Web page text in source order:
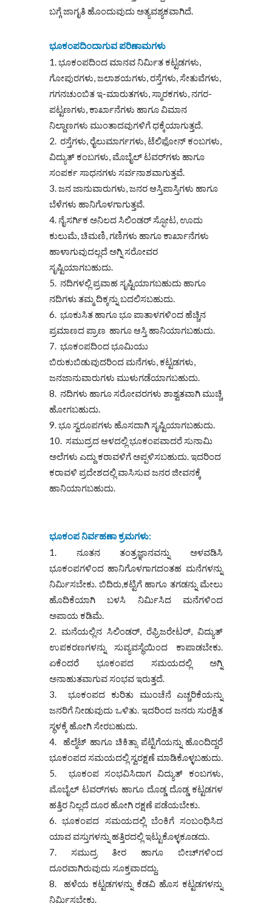
ಬಗ್ಗೆ ಜಾಗೃತಿ ಹೊಂದುವುದು ಅತ್ಯವಶ್ಯಕವಾಗಿದೆ.
ಭೂಕಂಪದಿಂದಾಗುವ ಪರಿಣಾಮಗಳು
ಭೂಕಂಪದಿಂದ ಮಾನವ ನಿರ್ಮಿತ ಕಟ್ಟಡಗಳು,
ಗೋಪುರಗಳು, ಜಲಾಶಯಗಳು, ರಸ್ತೆಗಳು, ಸೇತುವೆಗಳು,
ಗಗನಚುಂಬಿತ ಇ-ಮಾರುತಗಳು, ಸ್ಮಾರಕಗಳು, ನಗರ-
ಪಟ್ಟಣಗಳು, ಕಾರ್ಖಾನೆಗಳು ಹಾಗೂ ವಿಮಾನ
ನಿಲ್ದಾಣಗಳು ಮುಂತಾದವುಗಳಿಗೆ ಧಕ್ಕೆಯಾಗುತ್ತದೆ.
ರಸ್ತೆಗಳು, ರೈಲುಮಾರ್ಗಗಳು, ಟೆಲಿಫೋನ್ ಕಂಬಗಳು,
ವಿದ್ಯುತ್ ಕಂಬಗಳು, ಮೊಬೈಲ್ ಟವರ್‌ಗಳು ಹಾಗೂ
ಸಂಪರ್ಕ ಸಾಧನಗಳು ಸರ್ವನಾಶವಾಗುತ್ತವೆ.
ಜನ ಜಾನುವಾರುಗಳು, ಜನರ ಆಸ್ತಿಪಾಸ್ತಿಗಳು ಹಾಗೂ
ಬೆಳೆಗಳು ಹಾನಿಗೊಳಗಾಗುತ್ತವೆ.
ನೈಸರ್ಗಿಕ ಅನಿಲದ ಸಿಲಿಂಡರ್ ಸ್ಫೋಟ, ಊದು
ಕುಲುಮೆ, ಚಿಮಣಿ, ಗಣಿಗಳು ಹಾಗೂ ಕಾರ್ಖಾನೆಗಳು
ಹಾಳಾಗುವುದಲ್ಲದೆ ಅಗ್ನಿ ಸರೋವರ
ಸೃಷ್ಟಿಯಾಗಬಹುದು.
ನದಿಗಳಲ್ಲಿ ಪ್ರವಾಹ ಸೃಷ್ಟಿಯಾಗಬಹುದು ಹಾಗೂ
ನದಿಗಳು ತಮ್ಮ ದಿಕ್ಕನ್ನು ಬದಲಿಸಬಹುದು.
ಭೂಕುಸಿತ ಹಾಗೂ ಭೂ ಪಾತಾಳಗಳಿಂದ ಹೆಚ್ಚಿನ
ಪ್ರಮಾಣದ ಪ್ರಾಣ ಹಾಗೂ ಆಸ್ತಿ ಹಾನಿಯಾಗಬಹುದು.
ಭೂಕಂಪದಿಂದ ಭೂಮಿಯು
ಬಿರುಕುಬಿಡುವುದರಿಂದ ಮನೆಗಳು, ಕಟ್ಟಡಗಳು,
ಜನಜಾನುವಾರುಗಳು ಮುಳುಗಡೆಯಾಗಬಹುದು.
ನದಿಗಳು ಹಾಗೂ ಸರೋವರಗಳು ಶಾಶ್ವತವಾಗಿ ಮುಚ್ಚಿ
ಹೋಗಬಹುದು.
ಭೂ ಸ್ವರೂಪಗಳು ಹೊಸದಾಗಿ ಸೃಷ್ಟಿಯಾಗಬಹುದು.
ಸಮುದ್ರದ ಆಳದಲ್ಲಿ ಭೂಕಂಪವಾದರೆ ಸುನಾಮಿ
ಅಲೆಗಳು ಎದ್ದು ಕರಾವಳಿಗೆ ಅಪ್ಪಳಿಸಬಹುದು. ಇದರಿಂದ
ಕರಾವಳಿ ಪ್ರದೇಶದಲ್ಲಿ ವಾಸಿಸುವ ಜನರ ಜೀವನಕ್ಕೆ
ಹಾನಿಯಾಗಬಹುದು.
ಭೂಕಂಪ ನಿರ್ವಹಣಾ ಕ್ರಮಗಳು:
ನೂತನ ತಂತ್ರಜ್ಞಾನವನ್ನು ಅಳವಡಿಸಿ
ಭೂಕಂಪಗಳಿಂದ ಹಾನಿಗೊಳಗಾಗದಂತಹ ಮನೆಗಳನ್ನು
ನಿರ್ಮಿಸಬೇಕು. ಬಿದಿರು,ಕಟ್ಟಿಗೆ ಹಾಗೂ ತಗಡನ್ನು ಮೇಲು
ಹೊದಿಕೆಯಾಗಿ ಬಳಸಿ ನಿರ್ಮಿಸಿದ ಮನೆಗಳಿಂದ
ಅಪಾಯ ಕಡಿಮೆ.
ಮನೆಯಲ್ಲಿನ ಸಿಲಿಂಡರ್, ರೆಫ್ರಿಜರೇಟರ್, ವಿದ್ಯುತ್
ಉಪಕರಣಗಳನ್ನು ಸುವ್ಯವಸ್ಥೆಯಿಂದ ಕಾಪಾಡಬೇಕು.
ಏಕೆಂದರೆ ಭೂಕಂಪದ ಸಮಯದಲ್ಲಿ ಅಗ್ನಿ
ಅನಾಹುತವಾಗುವ ಸಂಭವ ಇರುತ್ತದೆ.
ಭೂಕಂಪದ ಕುರಿತು ಮುಂಚೆನೆ ಎಚ್ಚರಿಕೆಯನ್ನು
ಜನರಿಗೆ ನೀಡುವುದು ಒಳಿತು. ಇದರಿಂದ ಜನರು ಸುರಕ್ಷಿತ
ಸ್ಥಳಕ್ಕೆ ಹೋಗಿ ಸೇರಬಹುದು.
ಹೆಲ್ಮೆಟ್ ಹಾಗೂ ಚಿಕಿತ್ಸಾ ಪೆಟ್ಟಿಗೆಯನ್ನು ಹೊಂದಿದ್ದರೆ
ಭೂಕಂಪದ ಸಮಯದಲ್ಲಿ ಸ್ವರಕ್ಷಣೆ ಮಾಡಿಕೊಳ್ಳಬಹುದು.
ಭೂಕಂಪ ಸಂಭವಿಸಿದಾಗ ವಿದ್ಯುತ್ ಕಂಬಗಳು,
ಮೊಬೈಲ್ ಟವರ್‌ಗಳು ಹಾಗೂ ದೊಡ್ಡ ದೊಡ್ಡ ಕಟ್ಟಡಗಳ
ಹತ್ತಿರ ನಿಲ್ಲದೆ ದೂರ ಹೋಗಿ ರಕ್ಷಣೆ ಪಡೆಯಬೇಕು.
ಭೂಕಂಪದ ಸಮಯದಲ್ಲಿ ಬೆಂಕಿಗೆ ಸಂಬಂಧಿಸಿದ
ಯಾವ ವಸ್ತುಗಳನ್ನು ಹತ್ತಿರದಲ್ಲಿ ಇಟ್ಟುಕೊಳ್ಳಕೂಡದು.
ಸಮುದ್ರ ತೀರ ಹಾಗೂ ಬೀಚ್‌ಗಳಿಂದ
ದೂರವಾಗಿರುವುದು ಸೂಕ್ತವಾದದ್ದು.
ಹಳೆಯ ಕಟ್ಟಡಗಳನ್ನು ಕೆಡವಿ ಹೊಸ ಕಟ್ಟಡಗಳನ್ನು
ನಿರ್ಮಿಸಬೇಕು.